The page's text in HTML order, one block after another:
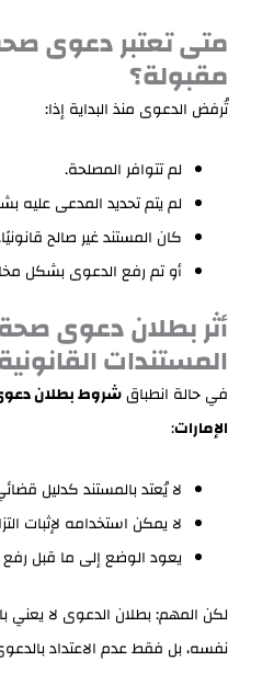
متى تعتبر دعوى
مقبولة؟
تُرفض الدعوى منذ البداية إذا:
لم تتوافر المصلحة.
لم يتم تحديد المدعى عليه
كان المستند غير صالح
أو تم رفع الدعوى بشكل
أثر بطلان دعوى
المستندات
في حالة انطباقشروط بطلان
الإمارات:
لا يُعتد بالمستند كدليل
لا يمكن استخدامه لإثبات
يعود الوضع إلى ما قبل
لكن المهم: بطلان الدعوى لا يعني
نفسه، بل فقط عدم الاعتداد